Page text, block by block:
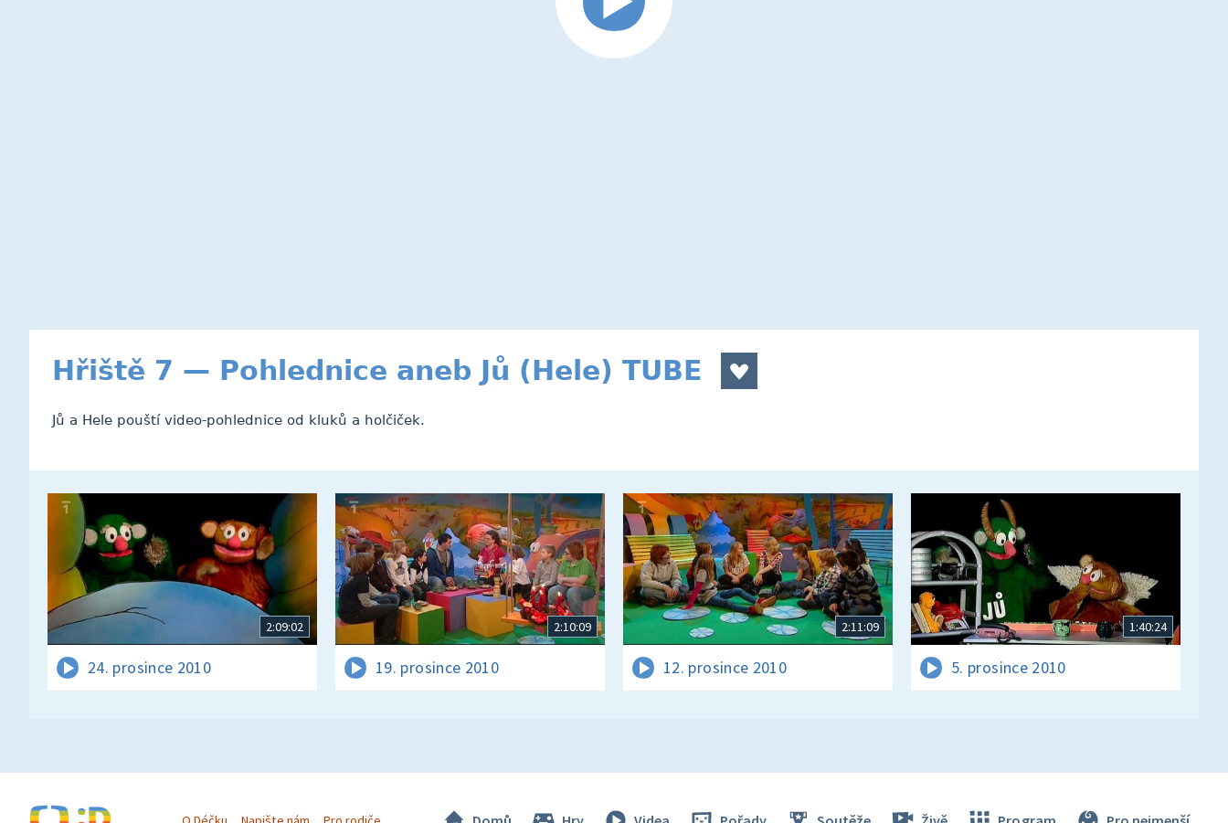
Hřiště 7 — Pohlednice aneb Jů (Hele) TUBE
Jů a Hele pouští video-pohlednice od kluků a holčiček.
2:09:02
24. prosince 2010
2:10:09
19. prosince 2010
2:11:09
12. prosince 2010
1:40:24
5. prosince 2010